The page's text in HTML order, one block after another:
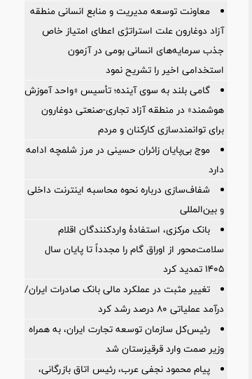
معاونت توسعه مدیریت و منابع انسانی منطقه
آزاد دوغارون علت استراتژی اعطای امتیاز خاص
جذب سرمایه‌های انسانی بومی در آزمون
استخدامی اخیر را تشریح نمود
گامی بلند به سوی آینده؛ تأسیس «واحد آموزش
هوشمند» در منطقه آزاد تجاری-صنعتی دوغارون
برای توانمندسازی کارکنان و مردم
موج بی‌پایان زائران حسینی در مرز شلمچه ادامه
دارد
شفاف‌سازی درباره نحوه محاسبه اینترنت داخلی
و بین‌المللی
بانک مرکزی، استفادۀ واردکنندگان اقلام
سلامت‌محور از اوراق گام را مجدداً تا پایان سال
۱۴۰۵ تمدید کرد
تغییر مثبت در عملکرد مالی بانک صادرات ایران/
درآمد عملیاتی 80 درصد رشد کرد
رئیس‌کل سازمان توسعه تجارت ایران، به همراه
وزیر صمت وارد قرقیزستان شد
پیام محمود نجفی عرب، رئیس اتاق بازرگانی،